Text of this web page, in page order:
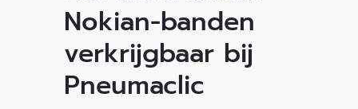
Nokian-banden
verkrijgbaar bij
Pneumaclic